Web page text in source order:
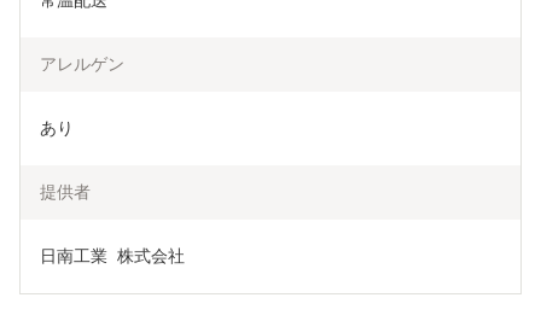
アレルゲン
あり
提供者
日南工業  株式会社